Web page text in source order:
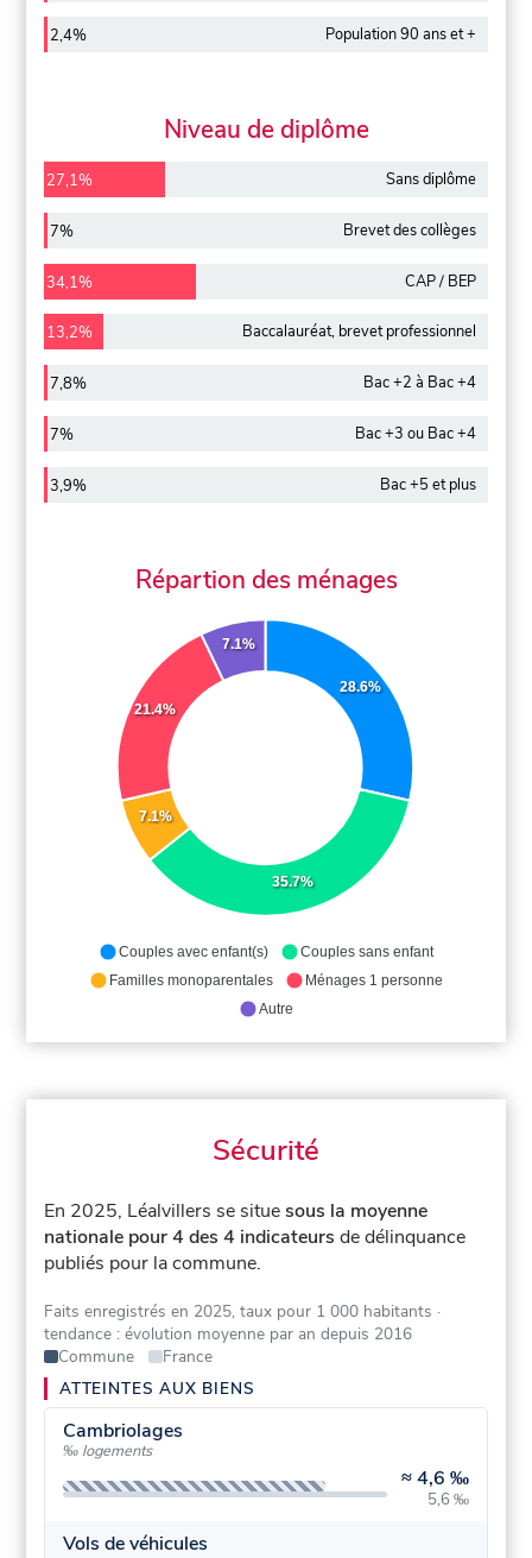
2,4% Population 90 ans et +
Niveau de diplôme
27,1% Sans diplôme
7% Brevet des collèges
34,1% CAP / BEP
13,2% Baccalauréat, brevet professionnel
7,8% Bac +2 à Bac +4
7% Bac +3 ou Bac +4
3,9% Bac +5 et plus
Répartion des ménages
28.6%
35.7%
7.1%
21.4%
7.1%
Couples avec enfant(s)
Couples sans enfant
Familles monoparentales
Ménages 1 personne
Autre
Sécurité
En 2025, Léalvillers se situesous la moyenne
nationale pour 4 des 4 indicateurs de délinquance
publiés pour la commune.
Faits enregistrés en 2025, taux pour 1 000 habitants ·
tendance : évolution moyenne par an depuis 2016
Commune
France
ATTEINTES AUX BIENS
Cambriolages
‰ logements
≈4,6 ‰
5,6 ‰
Vols de véhicules